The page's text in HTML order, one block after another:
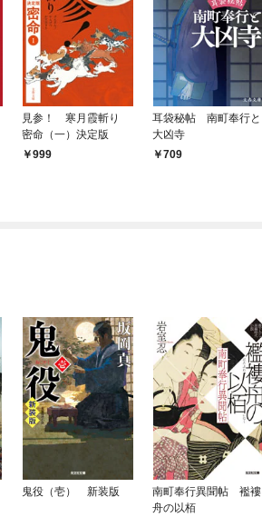
見参！ 寒月霞斬り
密命（一）決定版
999
耳袋秘帖 南町奉行と
大凶寺
709
鬼役（壱） 新装版
南町奉行異聞帖 襤褸
舟の以栢